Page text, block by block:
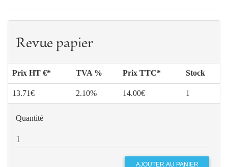
Revue papier
Prix HT €* TVA % Prix TTC* Stock
13.71€ 2.10% 14.00€ 1
Quantité